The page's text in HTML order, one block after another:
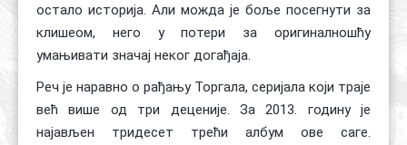
остало историја. Али можда је боље посегнути за
клишеом, него у потери за оригиналношћу
умањивати значај неког догађаја.
Реч је наравно о рађању Торгала, серијала који траје
већ више од три деценије. За 2013. годину је
најављен тридесет трећи албум ове саге.